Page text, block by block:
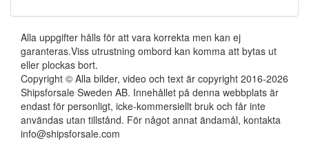
Alla uppgifter hålls för att vara korrekta men kan ej
garanteras.Viss utrustning ombord kan komma att bytas ut
eller plockas bort.
Copyright © Alla bilder, video och text är copyright 2016-2026
Shipsforsale Sweden AB. Innehållet på denna webbplats är
endast för personligt, icke-kommersiellt bruk och får inte
användas utan tillstånd. För något annat ändamål, kontakta
info@shipsforsale.com